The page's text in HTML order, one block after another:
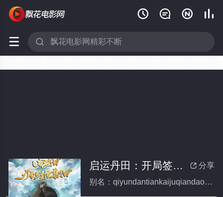
   
 
 分享
启运丹田：开局签到至尊丹田
别名：qiyundantiankaijuqiandaozhizundantian